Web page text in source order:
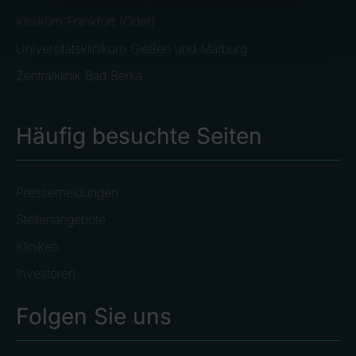
Klinikum Frankfurt (Oder)
Universitätsklinikum Gießen und Marburg
Zentralklinik Bad Berka
Häufig besuchte Seiten
Pressemeldungen
Stellenangebote
Kliniken
Investoren
Folgen Sie uns